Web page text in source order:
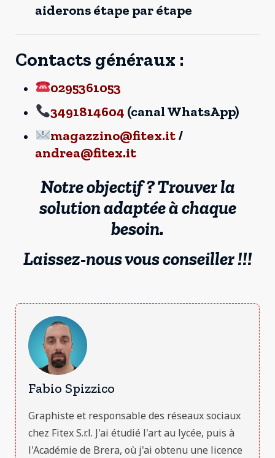
aiderons étape par étape
Contacts généraux :
0295361053
3491814604 (canal WhatsApp)
magazzino@fitex.it/
andrea@fitex.it
Notre objectif ? Trouver la
solution adaptée à chaque
besoin.
Laissez-nous vous conseiller !!!
Fabio Spizzico
Graphiste et responsable des réseaux sociaux
chez Fitex S.r.l. J'ai étudié l'art au lycée, puis à
l'Académie de Brera, où j'ai obtenu une licence